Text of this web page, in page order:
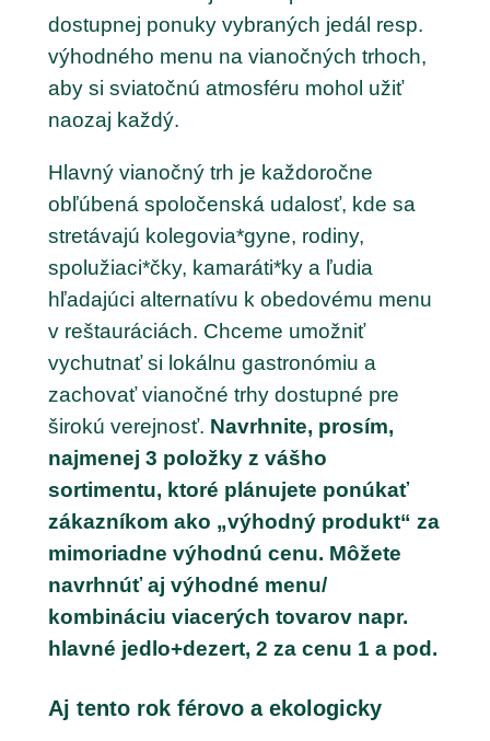
dostupnej ponuky vybraných jedál resp.
výhodného menu na vianočných trhoch,
aby si sviatočnú atmosféru mohol užiť
naozaj každý.
Hlavný vianočný trh je každoročne
obľúbená spoločenská udalosť, kde sa
stretávajú kolegovia*gyne, rodiny,
spolužiaci*čky, kamaráti*ky a ľudia
hľadajúci alternatívu k obedovému menu
v reštauráciách. Chceme umožniť
vychutnať si lokálnu gastronómiu a
zachovať vianočné trhy dostupné pre
širokú verejnosť. Navrhnite, prosím,
najmenej 3 položky z vášho
sortimentu, ktoré plánujete ponúkať
zákazníkom ako „výhodný produkt“ za
mimoriadne výhodnú cenu. Môžete
navrhnúť aj výhodné menu/
kombináciu viacerých tovarov napr.
hlavné jedlo+dezert, 2 za cenu 1 a pod.
Aj tento rok férovo a ekologicky